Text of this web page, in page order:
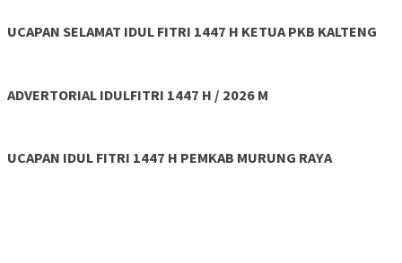
UCAPAN SELAMAT IDUL FITRI 1447 H KETUA PKB KALTENG
ADVERTORIAL IDULFITRI 1447 H / 2026 M
UCAPAN IDUL FITRI 1447 H PEMKAB MURUNG RAYA